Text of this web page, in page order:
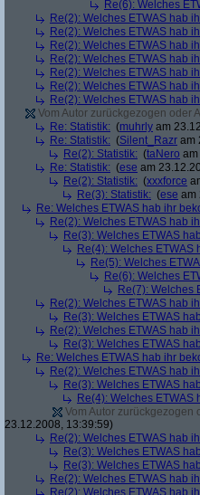
Re(6): Welches
Re(2): Welches ETWAS hab
Re(2): Welches ETWAS hab
Re(2): Welches ETWAS hab
Re(2): Welches ETWAS hab
Re(2): Welches ETWAS hab
Re(2): Welches ETWAS hab
Re(2): Welches ETWAS hab
Vom Autor zurückgezogen oder
Re: Statistik: (muhrly am
Re: Statistik: (Silent_Razr am
Re(2): Statistik: (taNero
Re: Statistik: (ese am
Re(2): Statistik: (xxxforce
Re(3): Statistik: (ese am
Re: Welches ETWAS hab ihr
Re(2): Welches ETWAS hab
Re(3): Welches ETWAS
Re(4): Welches ETWAS
Re(5): Welches
Re(6): Welches
Re(7): Welches
Re(2): Welches ETWAS hab
Re(3): Welches ETWAS
Re(2): Welches ETWAS hab
Re(3): Welches ETWAS
Re: Welches ETWAS hab ihr
Re(2): Welches ETWAS hab
Re(3): Welches ETWAS
Re(4): Welches ETWAS
Vom Autor zurückgezogen
23.12.2008, 13:39:59)
Re(2): Welches ETWAS hab
Re(3): Welches ETWAS
Re(3): Welches ETWAS
Re(2): Welches ETWAS hab
Re(2): Welches ETWAS hab